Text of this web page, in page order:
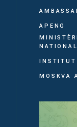
APENG
INSTITUT
MOSKVA